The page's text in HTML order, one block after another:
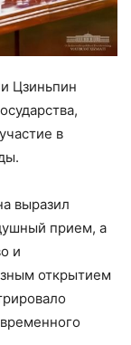
Цзиньпин
в
выразил
прием, а
и
открытием